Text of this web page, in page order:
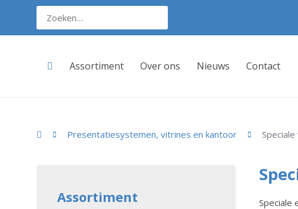
Assortiment Over ons Nieuws Contact
Presentatiesystemen, vitrines en kantoor
Assortiment Speciale